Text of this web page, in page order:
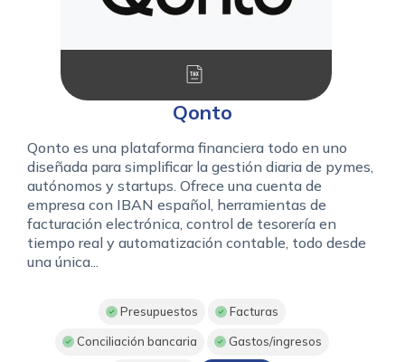
Qonto
Qonto es una plataforma financiera todo en uno
diseñada para simplificar la gestión diaria de pymes,
autónomos y startups. Ofrece una cuenta de
empresa con IBAN español, herramientas de
facturación electrónica, control de tesorería en
tiempo real y automatización contable, todo desde
una única...
Presupuestos Facturas
Conciliación bancaria Gastos/ingresos